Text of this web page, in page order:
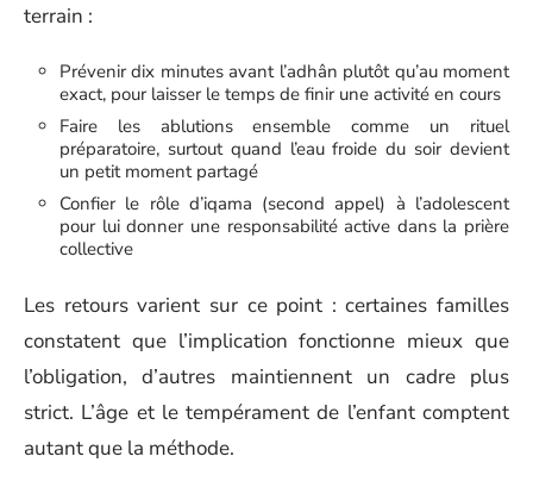
terrain :
Prévenir dix minutes avant l’adhân plutôt qu’au moment
exact, pour laisser le temps de finir une activité en cours
Faire les ablutions ensemble comme un rituel
préparatoire, surtout quand l’eau froide du soir devient
un petit moment partagé
Confier le rôle d’iqama (second appel) à l’adolescent
pour lui donner une responsabilité active dans la prière
collective
Les retours varient sur ce point : certaines familles
constatent que l’implication fonctionne mieux que
l’obligation, d’autres maintiennent un cadre plus
strict. L’âge et le tempérament de l’enfant comptent
autant que la méthode.